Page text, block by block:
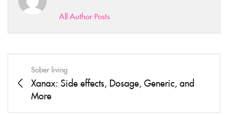
All Author Posts
Sober living
Xanax: Side effects, Dosage, Generic, and
More